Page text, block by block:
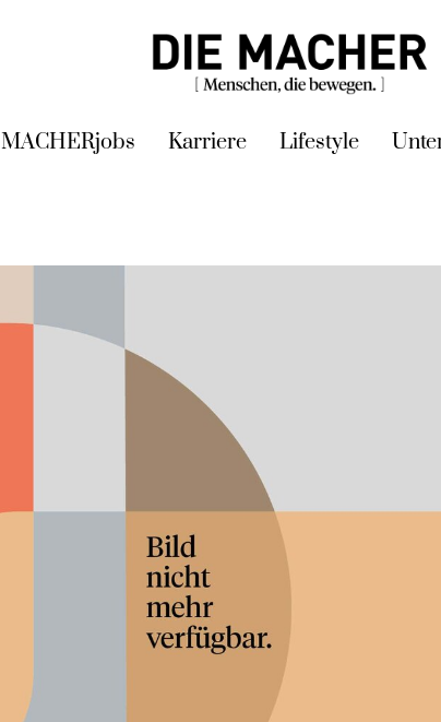
MACHERjobs Karriere Lifestyle